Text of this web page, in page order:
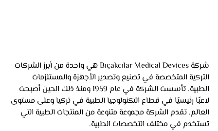
شركة Bıçakcılar Medical Devices هي واحدة من أبرز الشركات
التركية المتخصصة في تصنيع وتصدير الأجهزة والمستلزمات
الطبية. تأسست الشركة في عام 1959 ومنذ ذلك الحين أصبحت
لاعبًا رئيسيًا في قطاع التكنولوجيا الطبية في تركيا وعلى مستوى
العالم. تقدم الشركة مجموعة متنوعة من المنتجات الطبية التي
تستخدم في مختلف التخصصات الطبية.